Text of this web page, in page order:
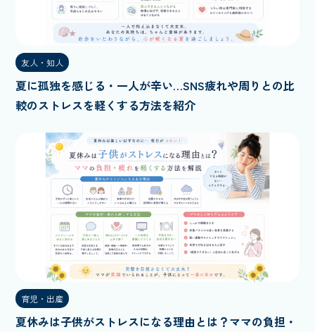
友人・知人
夏に孤独を感じる・一人が辛い…SNS疲れや周りとの比
較のストレスを軽くする方法を紹介
育児・出産
夏休みは子供がストレスになる理由とは？ママの負担・